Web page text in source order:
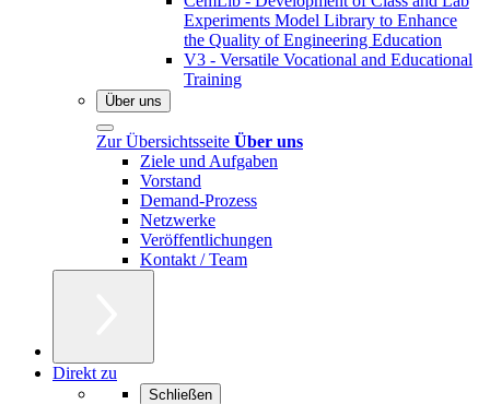
Experiments Model Library to Enhance
the Quality of Engineering Education
V3 - Versatile Vocational and Educational
Training
Über uns
Zur Übersichtsseite Über uns
Ziele und Aufgaben
Vorstand
Demand-Prozess
Netzwerke
Veröffentlichungen
Kontakt / Team
Direkt zu
Schließen